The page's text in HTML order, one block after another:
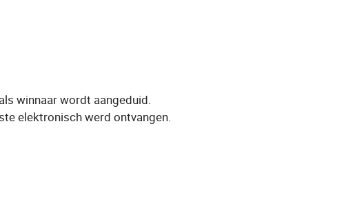
winnaar wordt aangeduid.
elektronisch werd ontvangen.